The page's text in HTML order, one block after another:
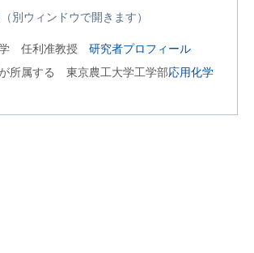
別ウィンドウで開きます）
学 任利准教授研究者プロフィール
所属する 東京農工大学工学部応用化学